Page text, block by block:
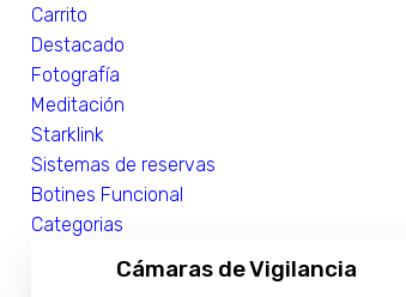
Carrito
Destacado
Fotografía
Meditación
Starklink
Sistemas de reservas
Botines Funcional
Categorias
Cámaras de Vigilancia